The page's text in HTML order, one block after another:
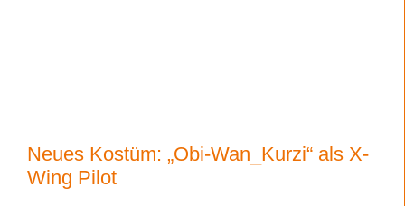
Neues Kostüm: „Obi-Wan_Kurzi“ als X-
Wing Pilot